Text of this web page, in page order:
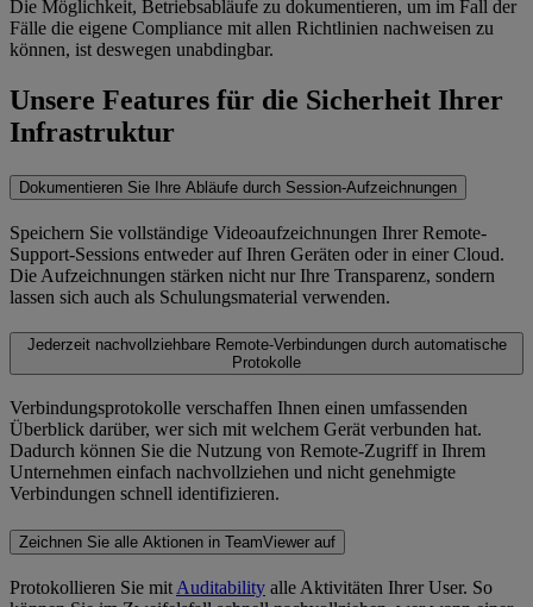
Die Möglichkeit, Betriebsabläufe zu dokumentieren, um im Fall der
Fälle die eigene Compliance mit allen Richtlinien nachweisen zu
können, ist deswegen unabdingbar.
Unsere Features für die Sicherheit Ihrer
Infrastruktur
Dokumentieren Sie Ihre Abläufe durch Session-Aufzeichnungen
Speichern Sie vollständige Videoaufzeichnungen Ihrer Remote-
Support-Sessions entweder auf Ihren Geräten oder in einer Cloud.
Die Aufzeichnungen stärken nicht nur Ihre Transparenz, sondern
lassen sich auch als Schulungsmaterial verwenden.
Jederzeit nachvollziehbare Remote-Verbindungen durch automatische
Protokolle
Verbindungsprotokolle verschaffen Ihnen einen umfassenden
Überblick darüber, wer sich mit welchem Gerät verbunden hat.
Dadurch können Sie die Nutzung von Remote-Zugriff in Ihrem
Unternehmen einfach nachvollziehen und nicht genehmigte
Verbindungen schnell identifizieren.
Zeichnen Sie alle Aktionen in TeamViewer auf
Protokollieren Sie mit Auditability alle Aktivitäten Ihrer User. So